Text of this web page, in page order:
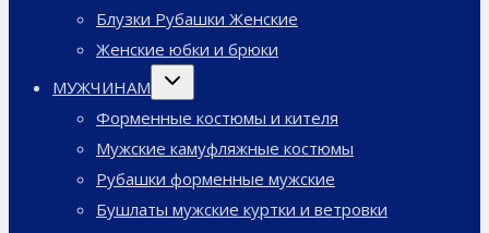
Блузки Рубашки Женские
Женские юбки и брюки
МУЖЧИНАМ
Переключить
дочернее
Форменные костюмы и кителя
Мужские камуфляжные костюмы
Рубашки форменные мужские
Бушлаты мужские куртки и ветровки